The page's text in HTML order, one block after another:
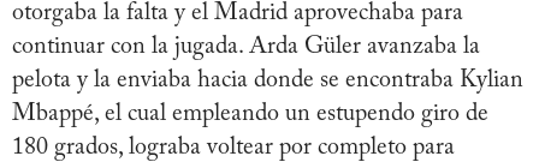
otorgaba la falta y el Madrid aprovechaba para
continuar con la jugada. Arda Güler avanzaba la
pelota y la enviaba hacia donde se encontraba Kylian
Mbappé, el cual empleando un estupendo giro de
180 grados, lograba voltear por completo para